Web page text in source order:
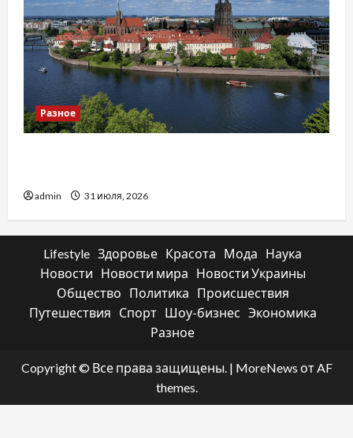
Разное
admin 31 июля, 2026
Lifestyle Здоровье Красота Мода
Наука
Новости
Новости мира
Новости Украины
Общество
Политика
Происшествия
Путешествия
Спорт Шоу-бизнес Экономика
Разное
Copyright © Все права защищены. | MoreNews от AF
themes.